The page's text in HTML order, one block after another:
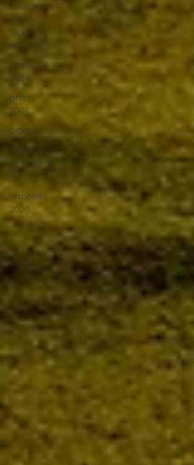
selezione
2026 -
fuori
concorso
vincitori
2024
premi
2026
articoli
occhiali di
Gandhi al
TFF
vincitori
2026